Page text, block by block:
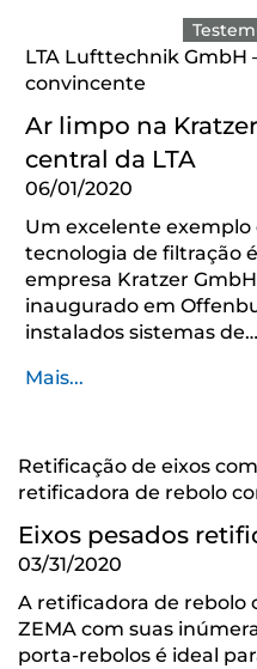
LTA Lufttechnik GmbH
convincente
Ar limpo na
central da LTA
06/01/2020
Um excelente
tecnologia de filtração
empresa Kratzer
inaugurado em
instalados sistemas de…
Mais...
Retificação de eixos
retificadora de rebolo
Eixos pesados
03/31/2020
A retificadora de rebolo
ZEMA com suas
porta-rebolos é ideal